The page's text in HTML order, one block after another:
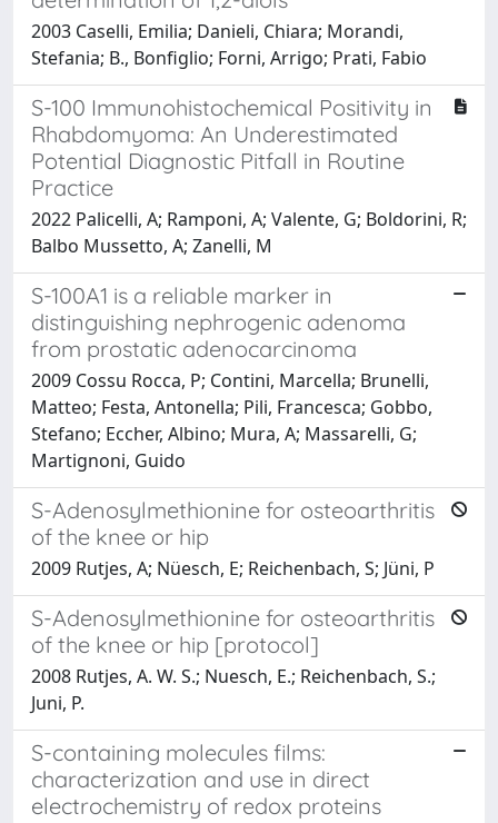
2003 Caselli, Emilia; Danieli, Chiara; Morandi,
Stefania; B., Bonfiglio; Forni, Arrigo; Prati, Fabio
S-100 Immunohistochemical Positivity in
Rhabdomyoma: An Underestimated
Potential Diagnostic Pitfall in Routine
Practice
2022 Palicelli, A; Ramponi, A; Valente, G; Boldorini, R;
Balbo Mussetto, A; Zanelli, M
S-100A1 is a reliable marker in
distinguishing nephrogenic adenoma
from prostatic adenocarcinoma
2009 Cossu Rocca, P; Contini, Marcella; Brunelli,
Matteo; Festa, Antonella; Pili, Francesca; Gobbo,
Stefano; Eccher, Albino; Mura, A; Massarelli, G;
Martignoni, Guido
S-Adenosylmethionine for osteoarthritis
of the knee or hip
2009 Rutjes, A; Nüesch, E; Reichenbach, S; Jüni, P
S-Adenosylmethionine for osteoarthritis
of the knee or hip [protocol]
2008 Rutjes, A. W. S.; Nuesch, E.; Reichenbach, S.;
Juni, P.
S-containing molecules films:
characterization and use in direct
electrochemistry of redox proteins